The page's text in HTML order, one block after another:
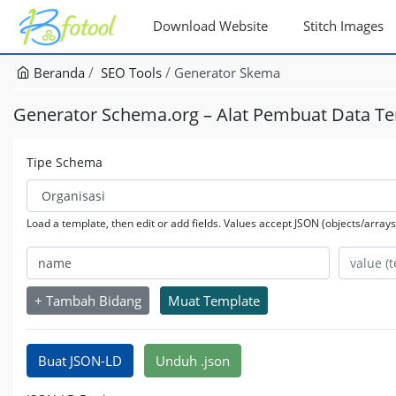
Download Website Stitch Images
Beranda SEO Tools Generator Skema
Generator Schema.org – Alat Pembuat Data
Tipe Schema
Load a template, then edit or add fields. Values accept JSON (objects/
+ Tambah Bidang Muat Template
Buat JSON-LD Unduh .json